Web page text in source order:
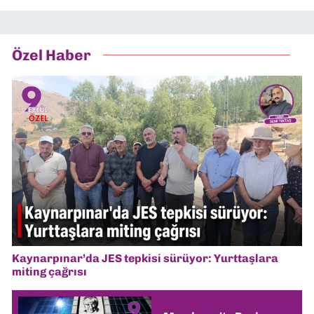
Özel Haber
Kaynarpınar’da JES tepkisi sürüyor: Yurttaşlara
miting çağrısı